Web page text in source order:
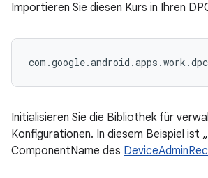
Importieren Sie diesen Kurs in Ihren
Initialisieren Sie die Bibliothek für
Konfigurationen. In diesem Beispiel ist
ComponentName des